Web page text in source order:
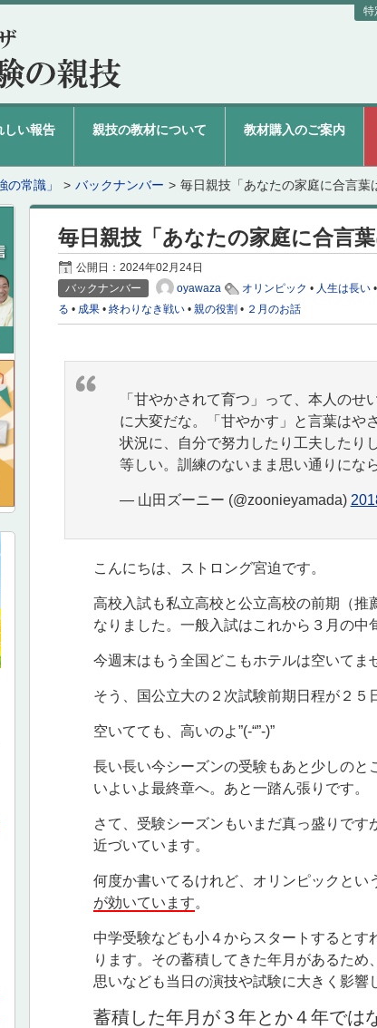
特
しい報告 親技の教材について 教材購入のご案内
常識」 バックナンバー 毎日親技「あなたの家庭に合言葉
毎日親技「あなたの家庭に合言葉
公開日：2024年02月24日
バックナンバー
oyawaza オリンピック • 人生は長い
る • 成果 •終わりなき戦い •親の役割 • ２月のお話
「甘やかされて育つ」って、本人の
に大変だな。「甘やかす」と言葉はや
状況に、自分で努力したり工夫したり
等しい。訓練のないまま思い通りにな
— 山田ズーニー (@zoonieyamada)
こんにちは、ストロング宮迫です。
高校入試も私立高校と公立高校の前期（推
なりました。一般入試はこれから３月の中
今週末はもう全国どこもホテルは空いてま
そう、国公立大の２次試験前期日程が２５
空いてても、高いのよ”(-“”-)”
長い長い今シーズンの受験もあと少しの
いよいよ最終章へ。あと一踏ん張りです。
さて、受験シーズンもいまだ真っ盛りで
近づいています。
何度か書いてるけれど、オリンピックとい
が効いています。
中学受験なども小４からスタートすると
ります。その蓄積してきた年月があるた
思いなども当日の演技や試験に大きく影響
蓄積した年月が３年とか４年では